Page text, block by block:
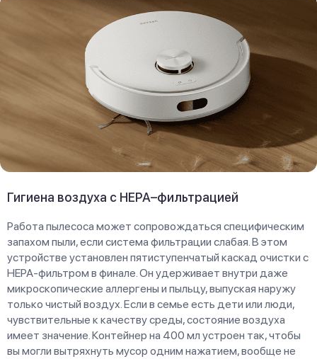
Гигиена воздуха с HEPA–фильтрацией
Работа пылесоса может сопровождаться специфическим
запахом пыли, если система фильтрации слабая. В этом
устройстве установлен пятиступенчатый каскад очистки с
HEPA-фильтром в финале. Он удерживает внутри даже
микроскопические аллергены и пыльцу, выпуская наружу
только чистый воздух. Если в семье есть дети или люди,
чувствительные к качеству среды, состояние воздуха
имеет значение. Контейнер на 400 мл устроен так, чтобы
вы могли вытряхнуть мусор одним нажатием, вообще не